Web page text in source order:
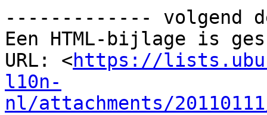
------------- volgend
Een HTML-bijlage is
URL: <https://
l10n-
nl/attachments/